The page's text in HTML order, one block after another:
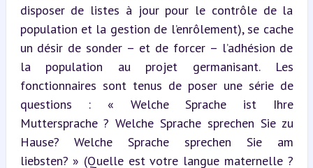
disposer de listes à jour pour le contrôle de la
population et la gestion de l’enrôlement), se cache
un désir de sonder – et de forcer – l’adhésion de
la population au projet germanisant. Les
fonctionnaires sont tenus de poser une série de
questions : « Welche Sprache ist Ihre
Muttersprache ? Welche Sprache sprechen Sie zu
Hause? Welche Sprache sprechen Sie am
liebsten? » (Quelle est votre langue maternelle ?